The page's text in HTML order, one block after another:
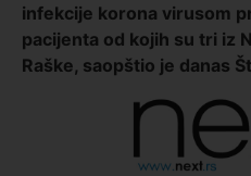
infekcije korona virusom
pacijenta od kojih su tri iz
Raške, saopštio je danas